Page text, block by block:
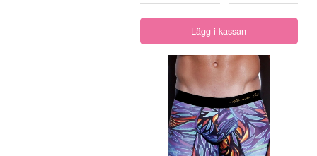
Lägg i kassan